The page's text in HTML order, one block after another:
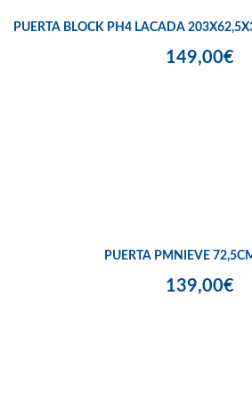
PUERTA BLOCK PH4 LACADA
149,00€
PUERTA PMNIEVE
139,00€